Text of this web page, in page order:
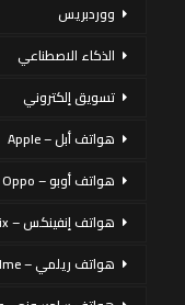
ووردبريس
الذكاء الاصطناعي
تسويق إلكتروني
هواتف أبل – Apple
هواتف أوبو – Oppo
هواتف إنفينكس – Infinix
هواتف ريلمي – Realme